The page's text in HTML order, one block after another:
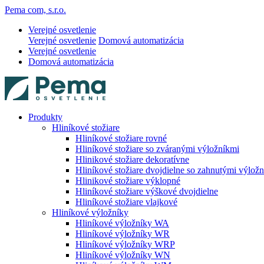
Pema com, s.r.o.
Verejné osvetlenie
Verejné osvetlenie Domová automatizácia
Verejné osvetlenie
Domová automatizácia
Produkty
Hliníkové stožiare
Hliníkové stožiare rovné
Hliníkové stožiare so zváranými výložníkmi
Hlinikové stožiare dekoratívne
Hliníkové stožiare dvojdielne so zahnutými
Hlinikové stožiare výklopné
Hliníkové stožiare výškové dvojdielne
Hliníkové stožiare vlajkové
Hliníkové výložníky
Hliníkové výložníky WA
Hliníkové výložníky WR
Hliníkové výložníky WRP
Hliníkové výložníky WN